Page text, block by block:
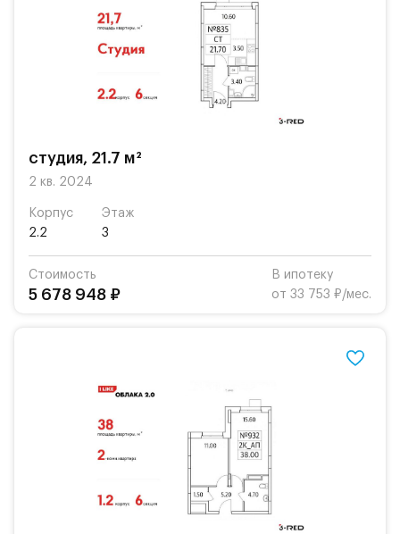
студия, 21.7 м²
2 кв. 2024
Корпус
2.2
Этаж
3
Стоимость
5 678 948 ₽
В ипотеку
от 33 753 ₽/мес.